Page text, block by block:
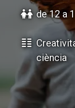
de 12 a
ciència